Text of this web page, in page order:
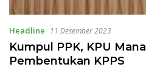
Headline 11 Desember 2023
Kumpul PPK, KPU
Pembentukan KPPS